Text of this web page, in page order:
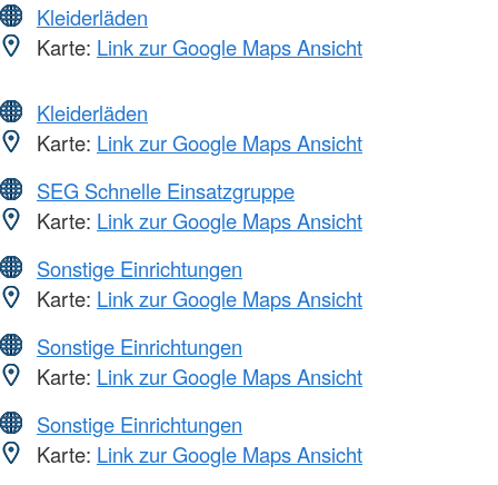
Kleiderläden
Karte: Link zur Google Maps Ansicht
Kleiderläden
Karte: Link zur Google Maps Ansicht
SEG Schnelle Einsatzgruppe
Karte: Link zur Google Maps Ansicht
Sonstige Einrichtungen
Karte: Link zur Google Maps Ansicht
Sonstige Einrichtungen
Karte: Link zur Google Maps Ansicht
Sonstige Einrichtungen
Karte: Link zur Google Maps Ansicht